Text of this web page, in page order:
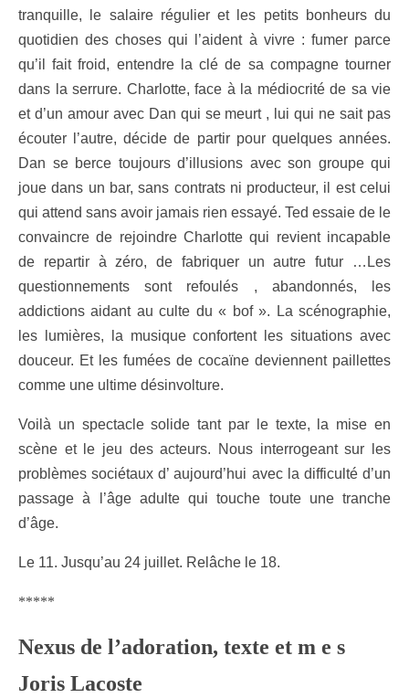
tranquille, le salaire régulier et les petits bonheurs du
quotidien des choses qui l’aident à vivre : fumer parce
qu’il fait froid, entendre la clé de sa compagne tourner
dans la serrure. Charlotte, face à la médiocrité de sa vie
et d’un amour avec Dan qui se meurt , lui qui ne sait pas
écouter l’autre, décide de partir pour quelques années.
Dan se berce toujours d’illusions avec son groupe qui
joue dans un bar, sans contrats ni producteur, il est celui
qui attend sans avoir jamais rien essayé. Ted essaie de le
convaincre de rejoindre Charlotte qui revient incapable
de repartir à zéro, de fabriquer un autre futur …Les
questionnements sont refoulés , abandonnés, les
addictions aidant au culte du « bof ». La scénographie,
les lumières, la musique confortent les situations avec
douceur. Et les fumées de cocaïne deviennent paillettes
comme une ultime désinvolture.
Voilà un spectacle solide tant par le texte, la mise en
scène et le jeu des acteurs. Nous interrogeant sur les
problèmes sociétaux d’ aujourd’hui avec la difficulté d’un
passage à l’âge adulte qui touche toute une tranche
d’âge.
Le 11. Jusqu’au 24 juillet. Relâche le 18.
*****
Nexus de l’adoration, texte et m e s
Joris Lacoste